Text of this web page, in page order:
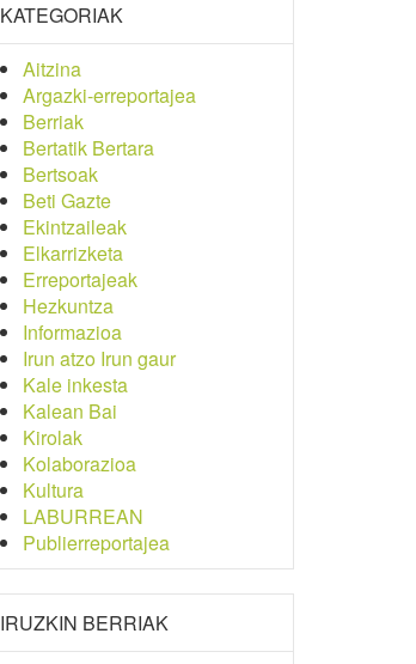
KATEGORIAK
Aitzina
Argazki-erreportajea
Berriak
Bertatik Bertara
Bertsoak
Beti Gazte
Ekintzaileak
Elkarrizketa
Erreportajeak
Hezkuntza
Informazioa
Irun atzo Irun gaur
Kale inkesta
Kalean Bai
Kirolak
Kolaborazioa
Kultura
LABURREAN
Publierreportajea
IRUZKIN BERRIAK